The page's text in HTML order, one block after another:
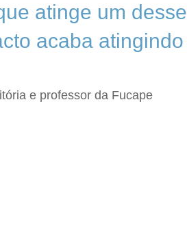
atinge um
acaba
e professor da Fucape